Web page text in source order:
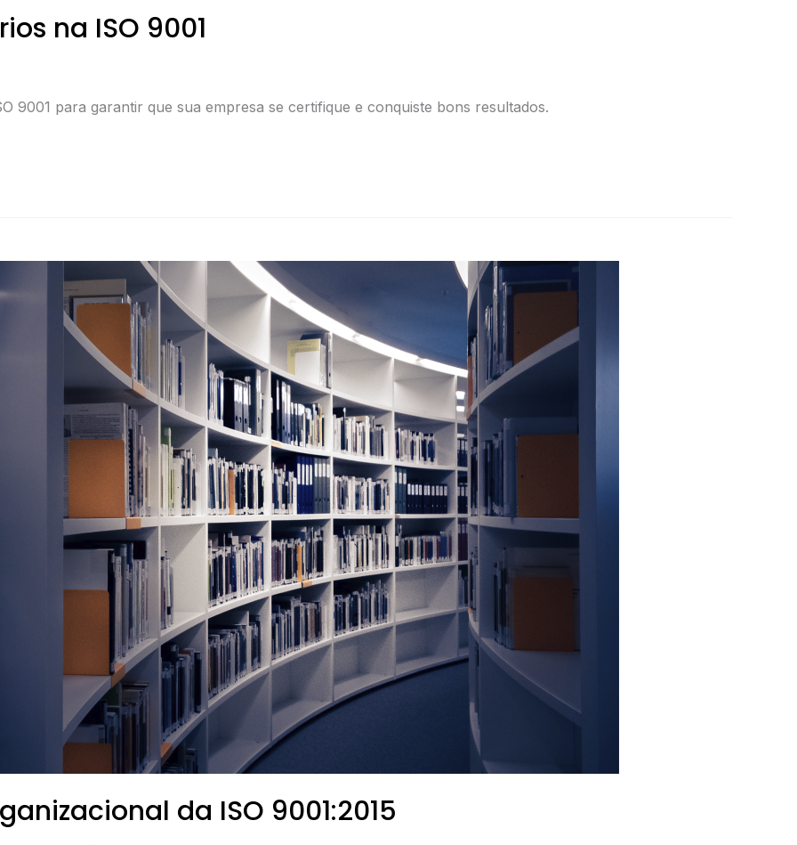
na ISO 9001
9001 para garantir que sua empresa se certifique e conquiste bons resultados.
da ISO 9001:2015